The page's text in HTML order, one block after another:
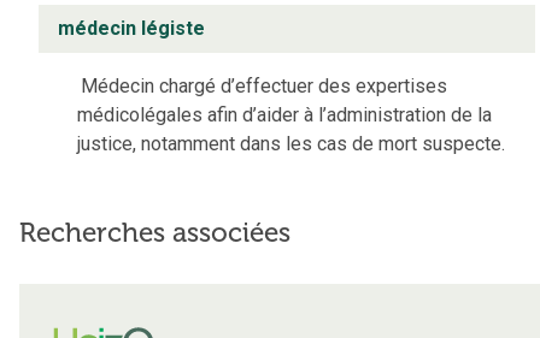
médecin légiste
Médecin chargé d’effectuer des expertises
médicolégales afin d’aider à l’administration de la
justice, notamment dans les cas de mort suspecte.
Recherches associées